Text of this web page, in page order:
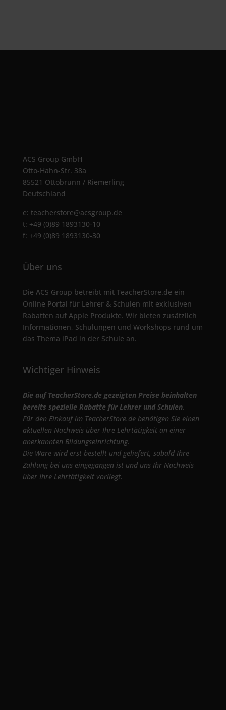
ACS Group GmbH
Otto-Hahn-Str. 38a
85521 Ottobrunn / Riemerling
Deutschland
e: teacherstore@acsgroup.de
t: +49 (0)89 1893130-10
f: +49 (0)89 1893130-30
Über uns
Die ACS Group betreibt mit TeacherStore.de ein
Online Portal für Lehrer & Schulen mit exklusiven
Rabatten auf Apple Produkte. Wir bieten zusätzlich
Informationen, Schulungen und Workshops rund um
das Thema iPad in der Schule an.
Wichtiger Hinweis
Die auf TeacherStore.de gezeigten Preise beinhalten
bereits spezielle Rabatte für Lehrer und Schulen.
Für den Einkauf im TeacherStore.de benötigen Sie einen
aktuellen Nachweis über Ihre Lehrtätigkeit an einer
anerkannten Bildungseinrichtung.
Die Ware wird erst bestellt und geliefert, sobald Ihre
Zahlung bei uns eingegangen ist und uns Ihr Nachweis
über Ihre Lehrtätigkeit vorliegt.